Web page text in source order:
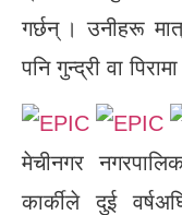
गर्छन् । उनीहरू
पनि गुन्द्री वा
मेचीनगर
कार्कीले दुई